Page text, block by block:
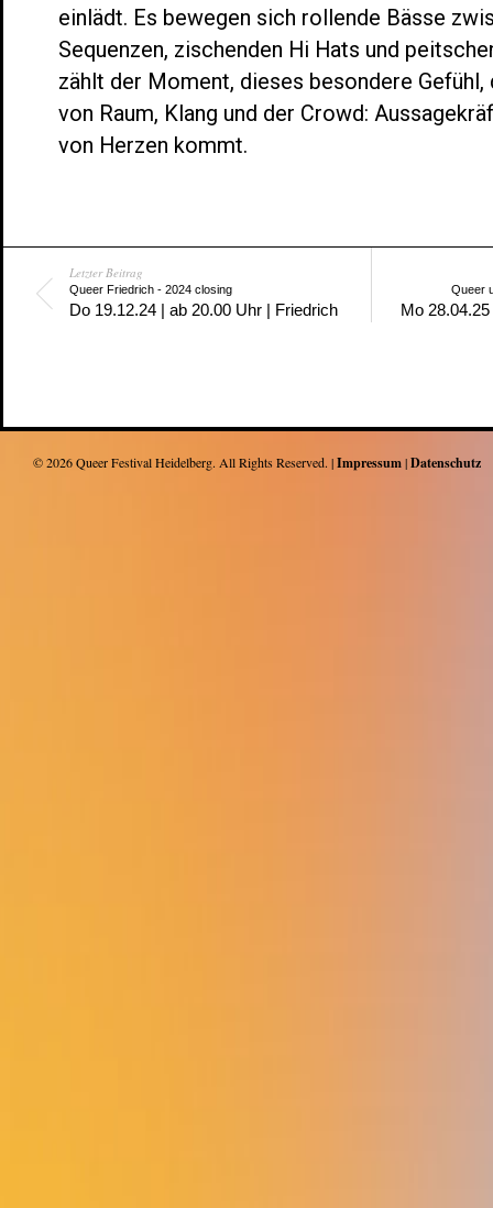
einlädt. Es bewegen sich rollende Bässe
Sequenzen, zischenden Hi Hats und
zählt der Moment, dieses besondere Gefühl,
von Raum, Klang und der Crowd:
von Herzen kommt.
Letzter Beitrag
Queer Friedrich - 2024 closing
Do 19.12.24 | ab 20.00 Uhr | Friedrich
Queer
Mo
© 2026Queer Festival Heidelberg. All Rights Reserved. |Impressum|Datenschutz